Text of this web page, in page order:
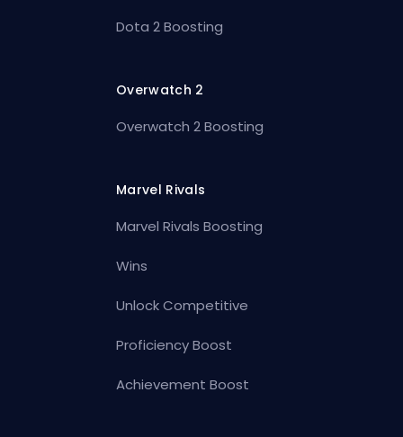
Dota 2 Boosting
Overwatch 2
Overwatch 2 Boosting
Marvel Rivals
Marvel Rivals Boosting
Wins
Unlock Competitive
Proficiency Boost
Achievement Boost